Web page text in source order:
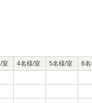
室 4名様/室 5名様/室
6名